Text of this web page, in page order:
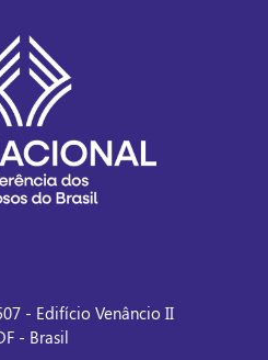
- Edifício Venâncio II
- Brasil